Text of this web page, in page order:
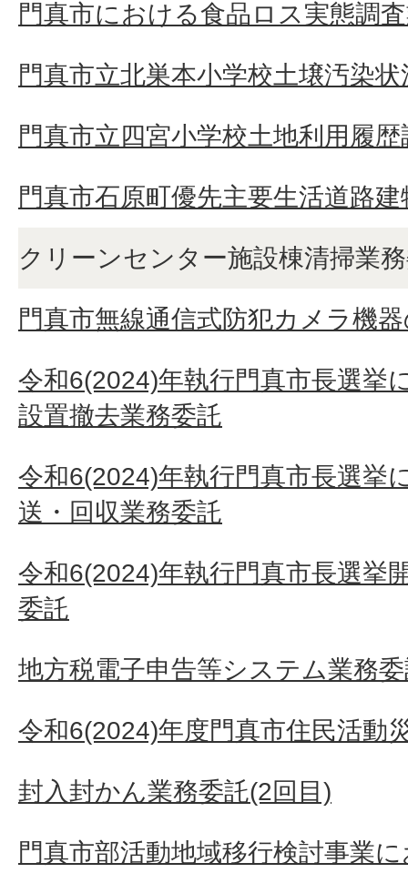
門真市における食品ロス実態調
門真市立北巣本小学校土壌汚染
門真市立四宮小学校土地利用履
門真市石原町優先主要生活道路
クリーンセンター施設棟清掃業
門真市無線通信式防犯カメラ機
令和6(2024)年執行門真市長選挙
設置撤去業務委託
令和6(2024)年執行門真市長選挙
送・回収業務委託
令和6(2024)年執行門真市長選挙
委託
地方税電子申告等システム業務
令和6(2024)年度門真市住民活動
封入封かん業務委託(2回目)
門真市部活動地域移行検討事業